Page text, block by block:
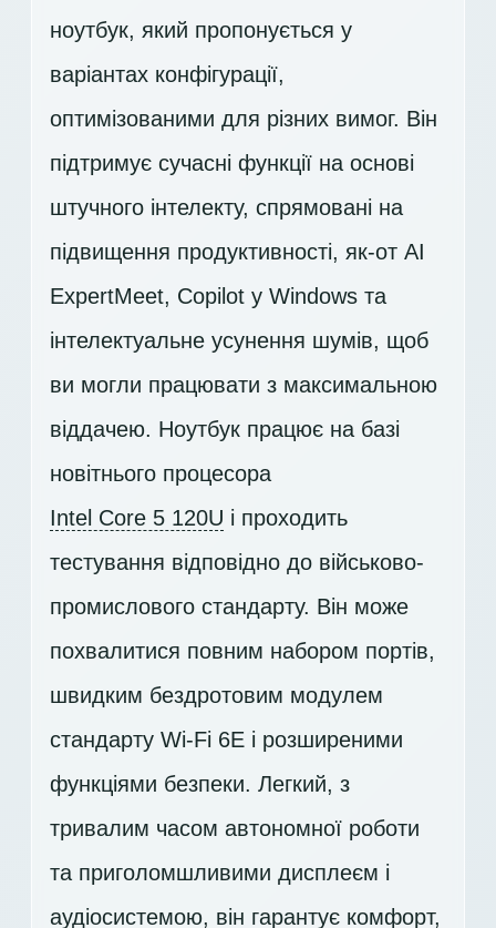
ноутбук, який пропонується у
варіантах конфігурації,
оптимізованими для різних вимог. Він
підтримує сучасні функції на основі
штучного інтелекту, спрямовані на
підвищення продуктивності, як-от AI
ExpertMeet, Copilot у Windows та
інтелектуальне усунення шумів, щоб
ви могли працювати з максимальною
віддачею. Ноутбук працює на базі
новітнього процесора
Intel Core 5 120U і проходить
тестування відповідно до військово-
промислового стандарту. Він може
похвалитися повним набором портів,
швидким бездротовим модулем
стандарту Wi-Fi 6E і розширеними
функціями безпеки. Легкий, з
тривалим часом автономної роботи
та приголомшливими дисплеєм і
аудіосистемою, він гарантує комфорт,